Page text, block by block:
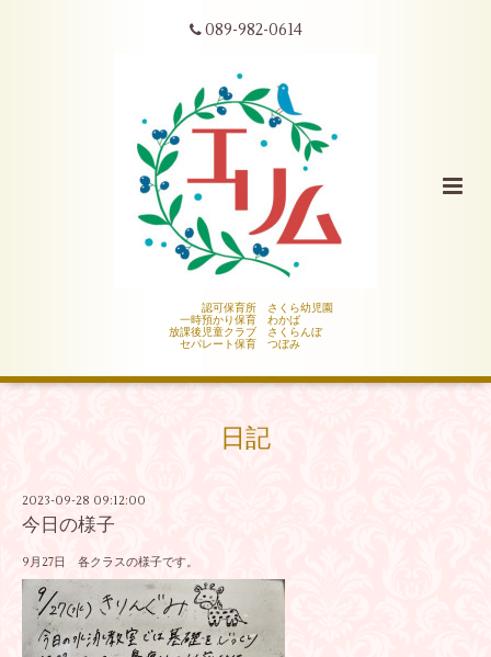
089-982-0614
認可保育所 さくら幼児園
一時預かり保育 わかば
放課後児童クラブ さくらんぼ
セパレート保育 つぼみ
日記
2023-09-28 09:12:00
今日の様子
9月27日 各クラスの様子です。